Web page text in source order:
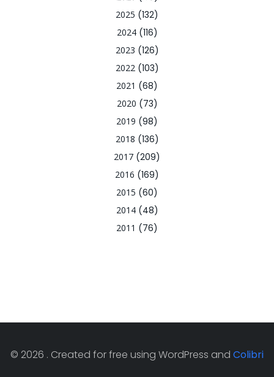
2025 (132)
2024(116)
2023 (126)
2022(103)
2021 (68)
2020 (73)
2019 (98)
2018 (136)
2017 (209)
2016 (169)
2015 (60)
2014(48)
2011 (76)
© 2026 . Created for free using WordPress and Colibri